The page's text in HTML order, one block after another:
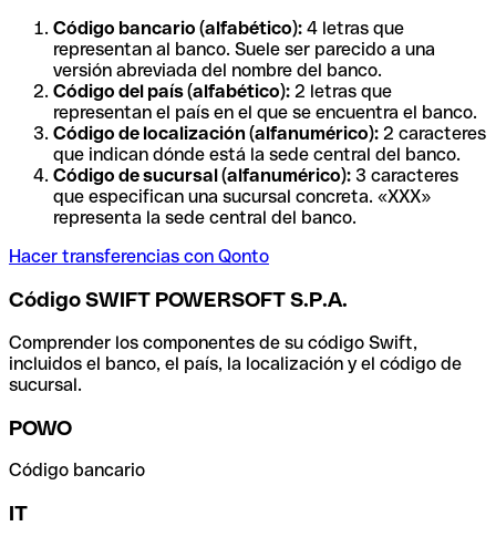
Código bancario (alfabético): 4 letras que
representan al banco. Suele ser parecido a una
versión abreviada del nombre del banco.
Código del país (alfabético): 2 letras que
representan el país en el que se encuentra el banco.
Código de localización (alfanumérico): 2 caracteres
que indican dónde está la sede central del banco.
Código de sucursal (alfanumérico): 3 caracteres
que especifican una sucursal concreta. «XXX»
representa la sede central del banco.
Hacer transferencias con Qonto
Código SWIFT POWERSOFT S.P.A.
Comprender los componentes de su código Swift,
incluidos el banco, el país, la localización y el código de
sucursal.
POWO
Código bancario
IT